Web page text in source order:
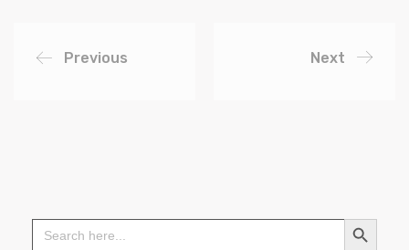
Previous Next
Search
for:
Search Button